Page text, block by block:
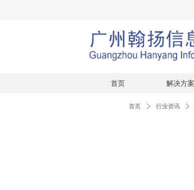
首页 解决方案
首页 ꄲ 行业资讯 ꄲ